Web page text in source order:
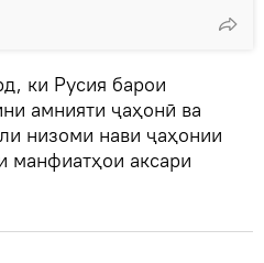
ки Русия барои
амнияти ҷаҳонӣ ва
низоми нави ҷаҳонии
манфиатҳои аксари